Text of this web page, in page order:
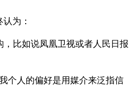
为：
比如说凤凰卫视或者人民日报
个人的偏好是用媒介来泛指信